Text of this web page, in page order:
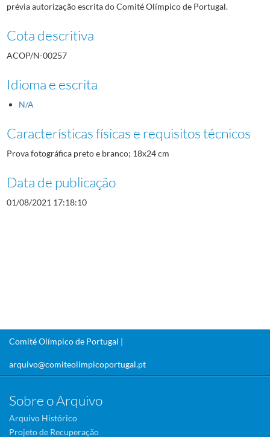
prévia autorização escrita do Comité Olímpico de Portugal.
Cota descritiva
ACOP/N-00257
Idioma e escrita
N/A
Características físicas e requisitos técnicos
Prova fotográfica preto e branco; 18x24 cm
Data de publicação
01/08/2021 17:18:10
Comité Olímpico de Portugal |
arquivo@comiteolimpicoportugal.pt
Sobre o Arquivo
Arquivo Histórico
Projeto de Recuperação